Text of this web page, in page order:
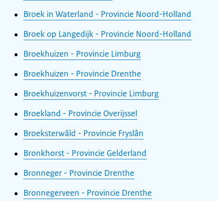
Broek in Waterland - Provincie Noord-Holland
Broek op Langedijk - Provincie Noord-Holland
Broekhuizen - Provincie Limburg
Broekhuizen - Provincie Drenthe
Broekhuizenvorst - Provincie Limburg
Broekland - Provincie Overijssel
Broeksterwâld - Provincie Fryslân
Bronkhorst - Provincie Gelderland
Bronneger - Provincie Drenthe
Bronnegerveen - Provincie Drenthe